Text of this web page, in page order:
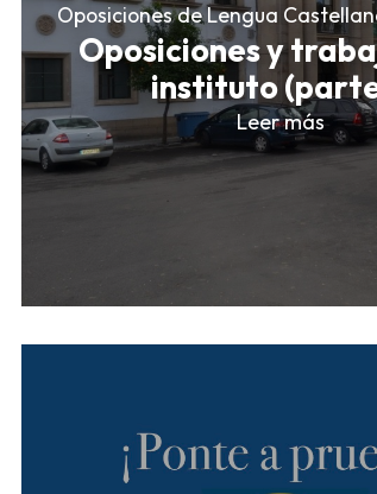
Oposiciones de Lengua
Oposiciones y
instituto
Leer más